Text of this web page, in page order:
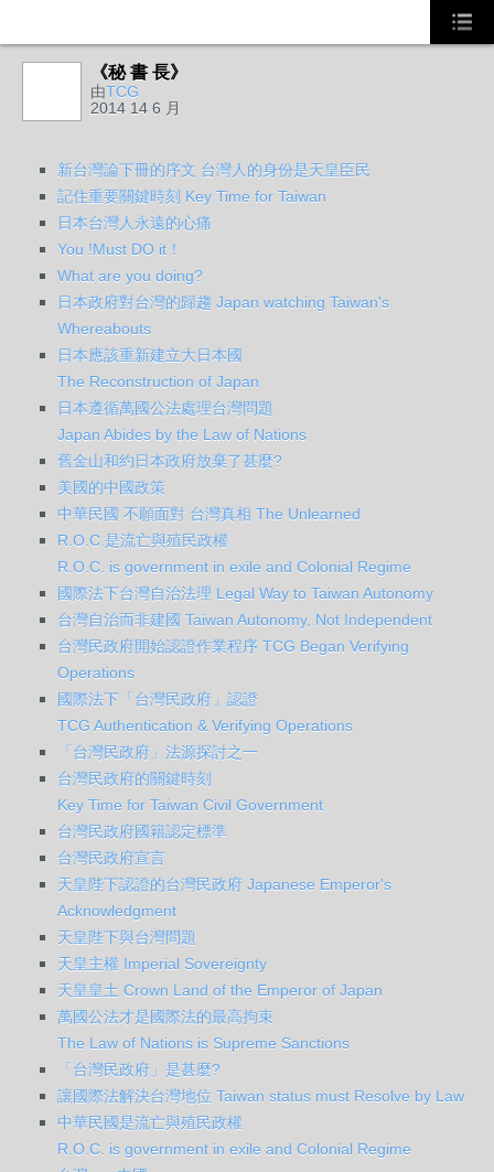
《秘 書 長》
由TCG
2014 14 6 月
新台灣論下冊的序文 台灣人的身份是天皇臣民
記住重要關鍵時刻 Key Time for Taiwan
日本台灣人永遠的心痛
You !Must DO it！
What are you doing?
日本政府對台灣的歸趨 Japan watching Taiwan's
Whereabouts
日本應該重新建立大日本國
The Reconstruction of Japan
日本遵循萬國公法處理台灣問題
Japan Abides by the Law of Nations
舊金山和約日本政府放棄了甚麼?
美國的中國政策
中華民國 不願面對 台灣真相 The Unlearned
R.O.C.是流亡與殖民政權
R.O.C. is government in exile and Colonial Regime
台灣自治而非建國 Taiwan Autonomy, Not Independent
台灣民政府開始認證作業程序 TCG Began Verifying
Operations
國際法下「台灣民政府」認證
TCG Authentication & Verifying Operations
「台灣民政府」法源探討之一
台灣民政府的關鍵時刻
Key Time for Taiwan Civil Government
台灣民政府國籍認定標準
台灣民政府宣言
天皇陛下認證的台灣民政府 Japanese Emperor's
Acknowledgment
天皇陛下與台灣問題
天皇主權 Imperial Sovereignty
天皇皇土 Crown Land of the Emperor of Japan
萬國公法才是國際法的最高拘束
The Law of Nations is Supreme Sanctions
「台灣民政府」是甚麼?
讓國際法解決台灣地位 Taiwan status must Resolve by Law
中華民國是流亡與殖民政權
R.O.C. is government in exile and Colonial Regime